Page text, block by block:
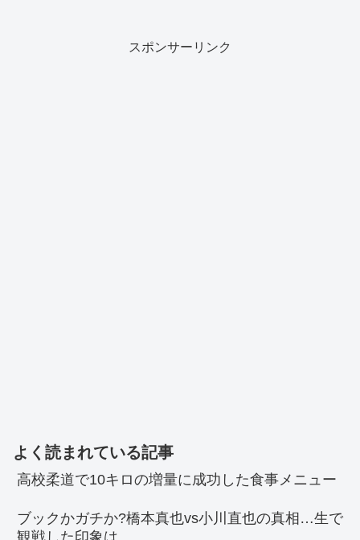
スポンサーリンク
よく読まれている記事
高校柔道で10キロの増量に成功した食事メニュー
ブックかガチか?橋本真也vs小川直也の真相…生で
観戦した印象は